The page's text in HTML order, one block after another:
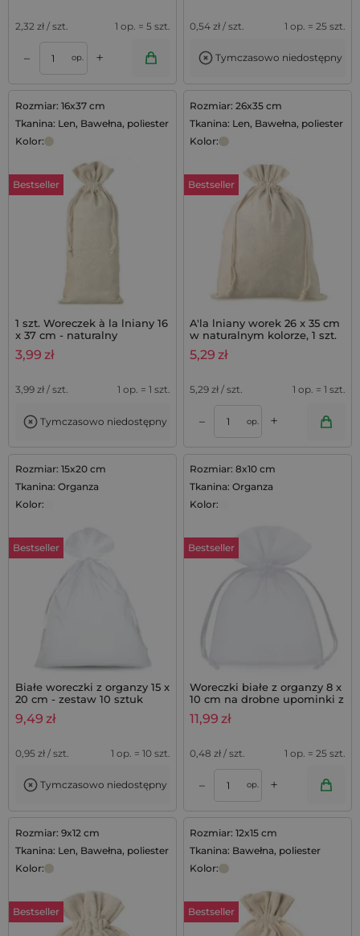
2,32 zł / szt. 1 op. = 5 szt.
– op. +
0,54 zł / szt. 1 op. = 25 szt.
Tymczasowo niedostępny
Rozmiar: 16x37 cm
Tkanina: Len, Bawełna, poliester
Kolor:
Bestseller
1 szt. Woreczek à la lniany 16
x 37 cm - naturalny
3,99 zł
3,99 zł / szt. 1 op. = 1 szt.
Tymczasowo niedostępny
Rozmiar: 26x35 cm
Tkanina: Len, Bawełna, poliester
Kolor:
Bestseller
A'la lniany worek 26 x 35 cm
w naturalnym kolorze, 1 szt.
5,29 zł
5,29 zł / szt. 1 op. = 1 szt.
– op. +
Rozmiar: 15x20 cm
Tkanina: Organza
Kolor:
Bestseller
Białe woreczki z organzy 15 x
20 cm - zestaw 10 sztuk
9,49 zł
0,95 zł / szt. 1 op. = 10 szt.
Tymczasowo niedostępny
Rozmiar: 8x10 cm
Tkanina: Organza
Kolor:
Bestseller
Woreczki białe z organzy 8 x
10 cm na drobne upominki z
lawendą - 25 szt.
11,99 zł
0,48 zł / szt. 1 op. = 25 szt.
– op. +
Rozmiar: 9x12 cm
Tkanina: Len, Bawełna, poliester
Kolor:
Bestseller
Rozmiar: 12x15 cm
Tkanina: Bawełna, poliester
Kolor:
Bestseller